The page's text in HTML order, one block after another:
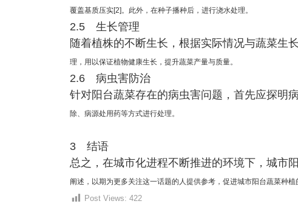
覆盖基质压实[2]。此外，在种子播种后， 进行浇水处理。
2.5 生长管理
随着植株的不断生长，根据实际情况与蔬菜生长
理，用以保证植物健康生长，提升蔬菜产量与质量。
2.6 病虫害防治
针对阳台蔬菜存在的病虫害问题，首先应探明病
除、病源处用药等方式进行处理。
3 结语
总之，在城市化进程不断推进的环境下，城市阳
阐述，以期为更多关注这一话题的人提供参考，促进城市阳台蔬菜种植
Post Views: 422